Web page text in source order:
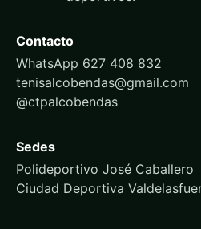
Contacto
WhatsApp 627 408 832
tenisalcobendas@gmail.com
@ctpalcobendas
Sedes
Polideportivo José Caballero
Ciudad Deportiva